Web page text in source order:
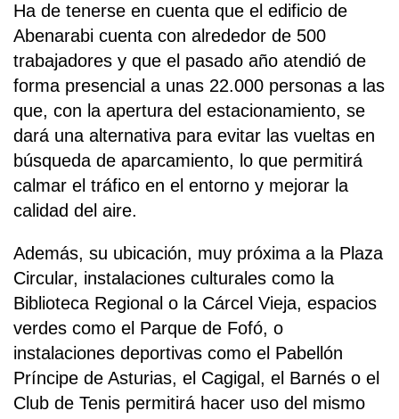
Ha de tenerse en cuenta que el edificio de
Abenarabi cuenta con alrededor de 500
trabajadores y que el pasado año atendió de
forma presencial a unas 22.000 personas a las
que, con la apertura del estacionamiento, se
dará una alternativa para evitar las vueltas en
búsqueda de aparcamiento, lo que permitirá
calmar el tráfico en el entorno y mejorar la
calidad del aire.
Además, su ubicación, muy próxima a la Plaza
Circular, instalaciones culturales como la
Biblioteca Regional o la Cárcel Vieja, espacios
verdes como el Parque de Fofó, o
instalaciones deportivas como el Pabellón
Príncipe de Asturias, el Cagigal, el Barnés o el
Club de Tenis permitirá hacer uso del mismo